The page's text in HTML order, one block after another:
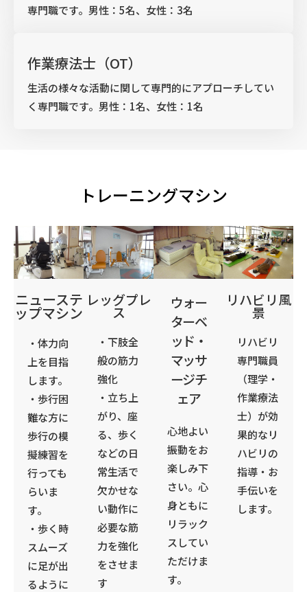
専門職です。男性：5名、女性：3名
作業療法士（OT）
生活の様々な活動に関して専門的にアプローチしてい
く専門職です。男性：1名、女性：1名
トレーニングマシン
ニューステ
ップマシン
・体力向
上を目指
します。
・歩行困
難な方に
歩行の模
擬練習を
行っても
らいま
す。
・歩く時
スムーズ
に足が出
るように
レッグプレ
ス
・下肢全
般の筋力
強化
・立ち上
がり、座
る、歩く
などの日
常生活で
欠かせな
い動作に
必要な筋
力を強化
をさせま
す
ウォー
ターベ
ッド・
マッサ
ージチ
ェア
心地よい
振動をお
楽しみ下
さい。心
身ともに
リラック
スしてい
ただけま
す。
リハビリ風
景
リハビリ
専門職員
（理学・
作業療法
士）が効
果的なリ
ハビリの
指導・お
手伝いを
します。